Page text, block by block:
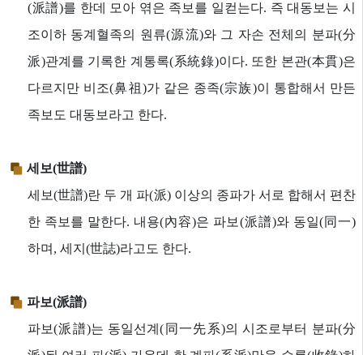
(派譜)를 한데 모아 엮은 족보를 일컫는다. 즉 대동보는 시
조이하 동계혈족의 원류(源流)와 그 자손 전체의 분파(分
派)관계를 기록한 계통록(系統錄)이다. 또한 본관(本貫)은
다르지만 비조(鼻祖)가 같은 종족(宗族)이 통합해서 만든
족보도 대동보라고 한다.
세보(世譜)
세보(世譜)란 두 개 파(派) 이상의 종파가 서로 합해서 편찬
한 족보를 말한다. 내용(內容)은 파보(派譜)와 동일(同一)
하며, 세지(世誌)라고도 한다.
파보(派譜)
파보(派譜)는 동일선계(同一先系)의 시조로부터 분파(分